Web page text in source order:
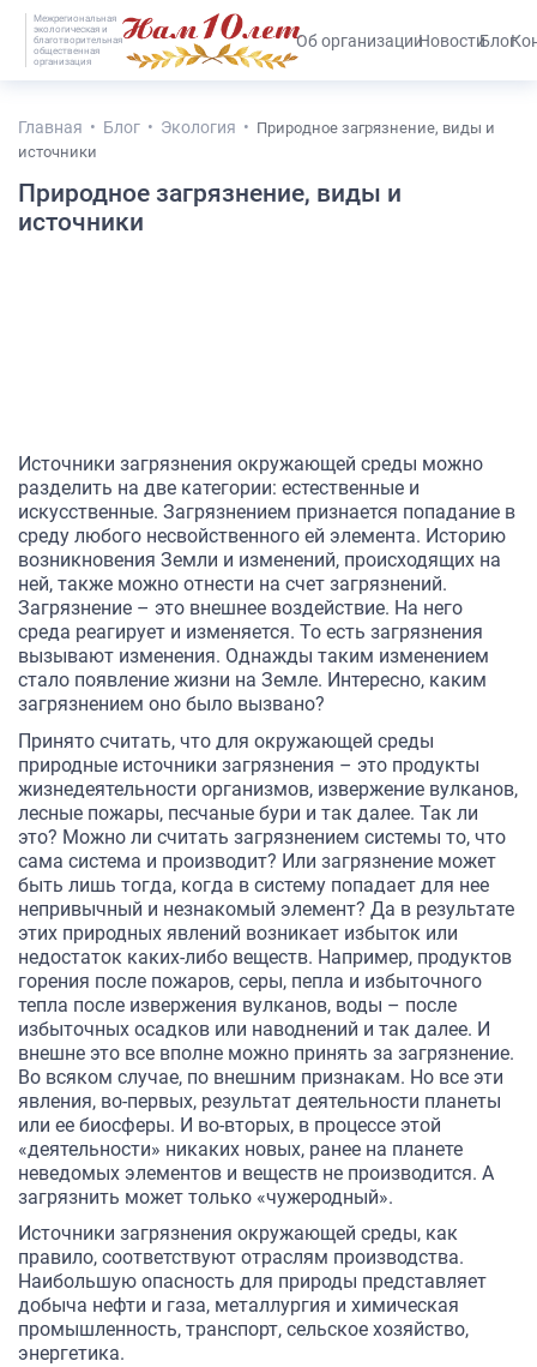
Межрегиональная
экологическая и
благотворительная
общественная
организация
#25536 (без названия)Об организацииНовостиБлог
Главная Блог Экология
Природное загрязнение, виды и
источники
Природное загрязнение, виды и
источники
Источники загрязнения окружающей среды можно
разделить на две категории: естественные и
искусственные. Загрязнением признается попадание в
среду любого несвойственного ей элемента. Историю
возникновения Земли и изменений, происходящих на
ней, также можно отнести на счет загрязнений.
Загрязнение – это внешнее воздействие. На него
среда реагирует и изменяется. То есть загрязнения
вызывают изменения. Однажды таким изменением
стало появление жизни на Земле. Интересно, каким
загрязнением оно было вызвано?
Принято считать, что для окружающей среды
природные источники загрязнения – это продукты
жизнедеятельности организмов, извержение вулканов,
лесные пожары, песчаные бури и так далее. Так ли
это? Можно ли считать загрязнением системы то, что
сама система и производит? Или загрязнение может
быть лишь тогда, когда в систему попадает для нее
непривычный и незнакомый элемент? Да в результате
этих природных явлений возникает избыток или
недостаток каких-либо веществ. Например, продуктов
горения после пожаров, серы, пепла и избыточного
тепла после извержения вулканов, воды – после
избыточных осадков или наводнений и так далее. И
внешне это все вполне можно принять за загрязнение.
Во всяком случае, по внешним признакам. Но все эти
явления, во-первых, результат деятельности планеты
или ее биосферы. И во-вторых, в процессе этой
«деятельности» никаких новых, ранее на планете
неведомых элементов и веществ не производится. А
загрязнить может только «чужеродный».
Источники загрязнения окружающей среды, как
правило, соответствуют отраслям производства.
Наибольшую опасность для природы представляет
добыча нефти и газа, металлургия и химическая
промышленность, транспорт, сельское хозяйство,
энергетика.